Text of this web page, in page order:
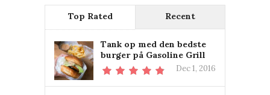
Top Rated Recent
Tank op med den bedste
burger på Gasoline Grill
Dec 1, 2016